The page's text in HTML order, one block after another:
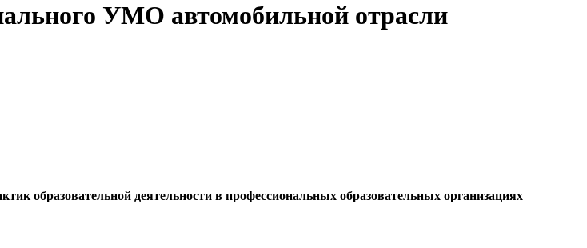
УМО автомобильной отрасли
образовательной деятельности в профессиональных образовательных организациях